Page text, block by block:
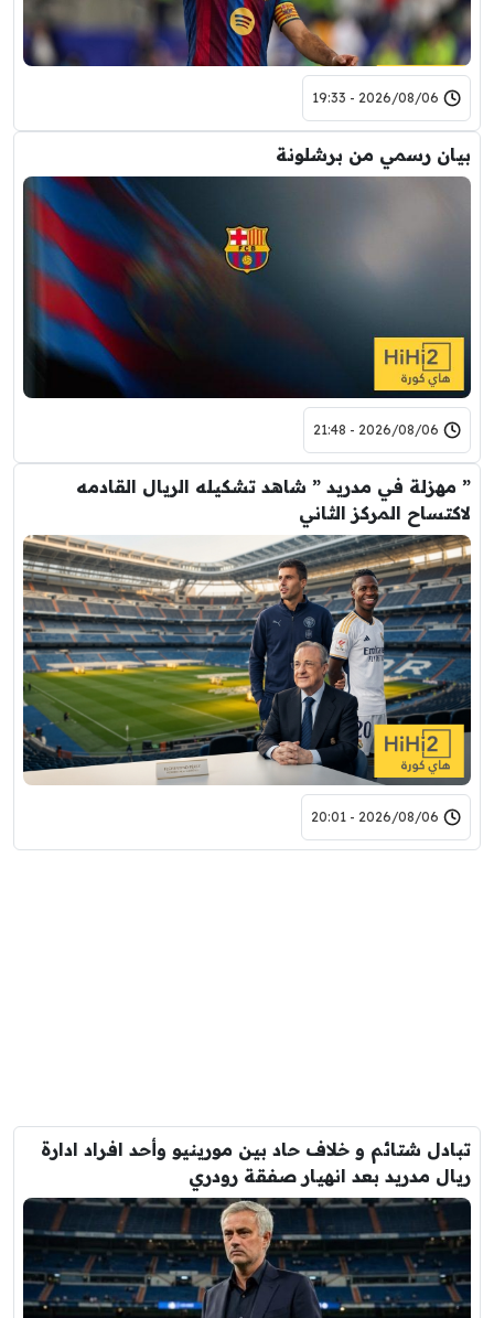
2026/08/06 - 19:33
بيان رسمي من برشلونة
2026/08/06 - 21:48
” مهزلة في مدريد ” شاهد تشكيله الريال القادمه
لاكتساح المركز الثاني
2026/08/06 - 20:01
تبادل شتائم و خلاف حاد بين مورينيو وأحد افراد ادارة
ريال مدريد بعد انهيار صفقة رودري